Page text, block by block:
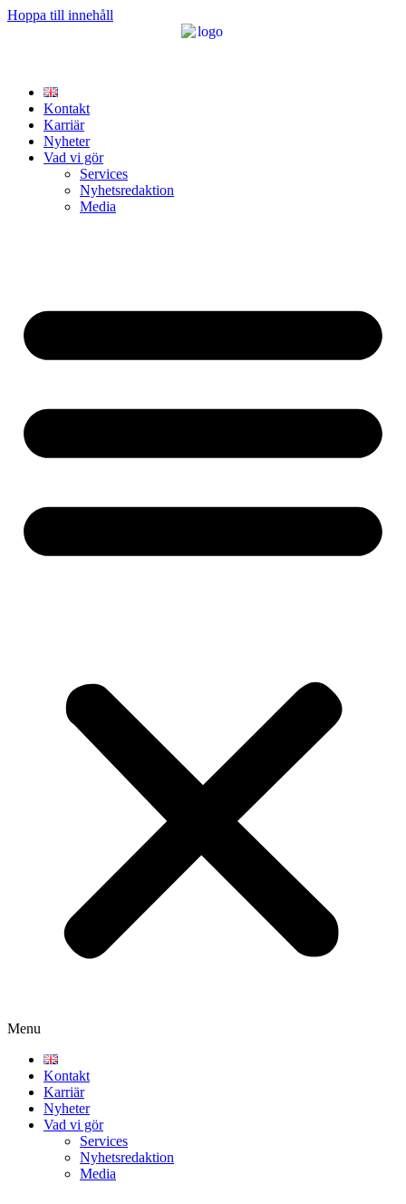
Hoppa till innehåll
Kontakt
Karriär
Nyheter
Vad vi gör
Services
Nyhetsredaktion
Media
Menu
Kontakt
Karriär
Nyheter
Vad vi gör
Services
Nyhetsredaktion
Media